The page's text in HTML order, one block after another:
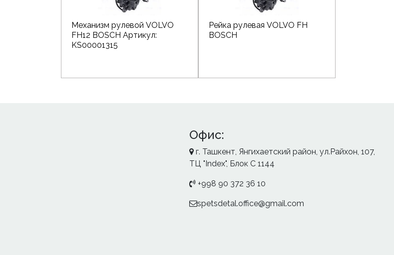
Механизм рулевой VOLVO
FH12 BOSCH Артикул:
KS00001315
Рейка рулевая VOLVO FH
BOSCH
Офис:
г. Ташкент, Янгихаетский район, ул.Райхон, 107,
ТЦ "Index", Блок С 1144
+998 90 372 36 10
spetsdetal.office@gmail.com